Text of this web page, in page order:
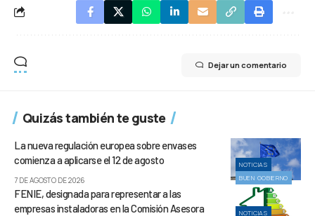
Dejar un comentario
Quizás también te guste
NOTICIAS
BUEN GOBIERNO
La nueva regulación europea sobre envases
comienza a aplicarse el 12 de agosto
7 DE AGOSTO DE 2026
NOTICIAS
FENIE, designada para representar a las
empresas instaladoras en la Comisión Asesora